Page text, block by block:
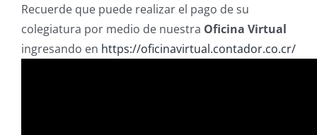
Recuerde que puede realizar el pago de su
colegiatura por medio de nuestra Oficina Virtual
ingresando en https://oficinavirtual.contador.co.cr/